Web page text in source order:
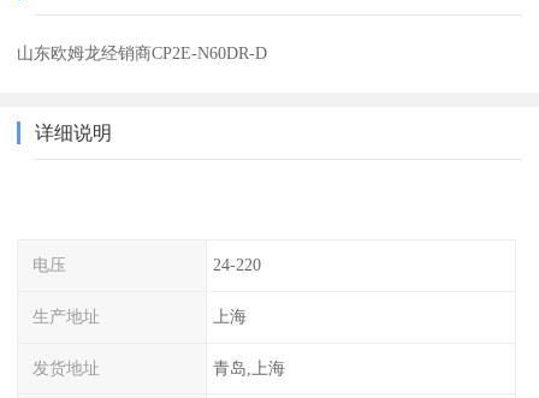
山东欧姆龙经销商CP2E-N60DR-D
详细说明
电压 24-220
生产地址 上海
发货地址 青岛,上海